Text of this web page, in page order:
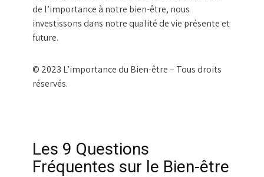
de l’importance à notre bien-être, nous
investissons dans notre qualité de vie présente et
future.
© 2023 L’importance du Bien-être – Tous droits
réservés.
Les 9 Questions
Fréquentes sur le Bien-être